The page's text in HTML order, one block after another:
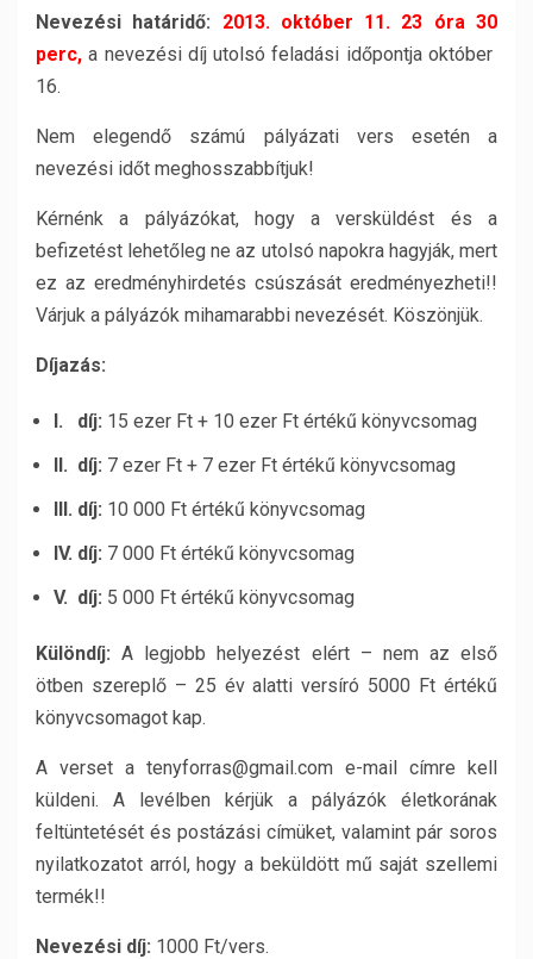
Nevezési határidő: 2013. október 11. 23 óra 30
perc,a nevezési díj utolsó feladási időpontja október
16.
Nem elegendő számú pályázati vers esetén a
nevezési időt meghosszabbítjuk!
Kérnénk a pályázókat, hogy a versküldést és a
befizetést lehetőleg ne az utolsó napokra hagyják, mert
ez az eredményhirdetés csúszását eredményezheti!!
Várjuk a pályázók mihamarabbi nevezését. Köszönjük.
Díjazás:
I. díj: 15 ezer Ft + 10 ezer Ft értékű könyvcsomag
II. díj: 7 ezer Ft + 7 ezer Ft értékű könyvcsomag
III. díj: 10 000 Ft értékű könyvcsomag
IV. díj: 7 000 Ft értékű könyvcsomag
V. díj: 5 000 Ft értékű könyvcsomag
Különdíj:A legjobb helyezést elért – nem az első
ötben szereplő – 25 év alatti versíró 5000 Ft értékű
könyvcsomagot kap.
A verset a tenyforras@gmail.com e-mail címre kell
küldeni. A levélben kérjük a pályázók életkorának
feltüntetését és postázási címüket, valamint pár soros
nyilatkozatot arról, hogy a beküldött mű saját szellemi
termék!!
Nevezési díj: 1000 Ft/vers.